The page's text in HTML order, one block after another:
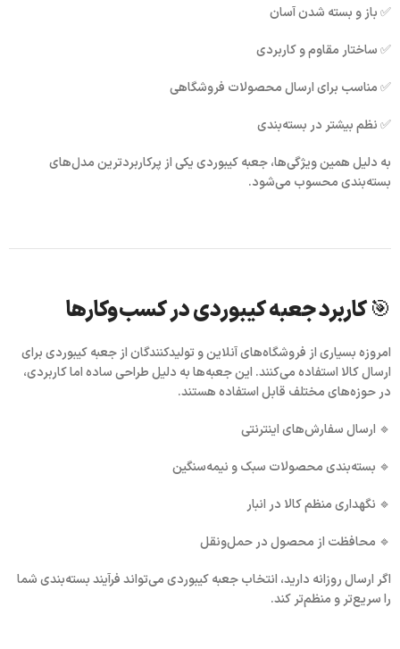
✅ باز و بسته شدن آسان
✅ ساختار مقاوم و کاربردی
✅ مناسب برای ارسال محصولات فروشگاهی
✅ نظم بیشتر در بسته‌بندی
به دلیل همین ویژگی‌ها، جعبه کیبوردی یکی از پرکاربردترین مدل‌های
بسته‌بندی محسوب می‌شود.
🎯 کاربرد جعبه کیبوردی در کسب‌وکارها
امروزه بسیاری از فروشگاه‌های آنلاین و تولیدکنندگان از جعبه کیبوردیبرای
ارسال کالا استفاده می‌کنند. این جعبه‌ها به دلیل طراحی ساده اما کاربردی،
در حوزه‌های مختلف قابل استفاده هستند.
🔹 ارسال سفارش‌های اینترنتی
🔹 بسته‌بندی محصولات سبک و نیمه‌سنگین
🔹 نگهداری منظم کالا در انبار
🔹 محافظت از محصول در حمل‌ونقل
اگر ارسال روزانه دارید، انتخاب جعبه کیبوردی می‌تواند فرآیند بسته‌بندی شما
را سریع‌تر و منظم‌تر کند.